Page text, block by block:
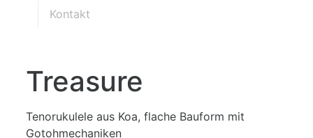
Kontakt
Treasure
Tenorukulele aus Koa, flache Bauform mit
Gotohmechaniken